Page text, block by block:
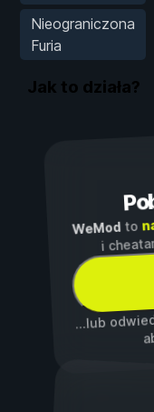
Nieograniczona
Furia
Jak to działa?
WeModto
i
...lub